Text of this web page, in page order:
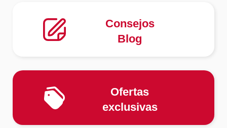
Consejos
Blog
Ofertas
exclusivas